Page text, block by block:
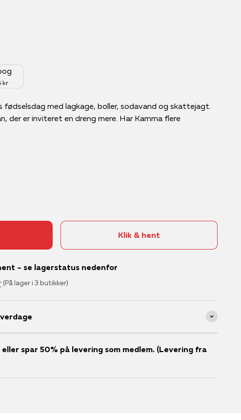
kr
fødselsdag med lagkage, boller, sodavand og skattejagt.
der er inviteret en dreng mere. Har Kamma flere
Klik & hent
– se lagerstatus nedenfor
(På lager i 3 butikker)
spar 50% på levering som medlem. (Levering fra